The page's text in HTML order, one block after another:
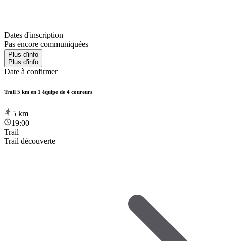
Dates d'inscription
Pas encore communiquées
Plus d'info
Plus d'info
Date à confirmer
Trail 5 km en 1 équipe de 4 coureurs
5 km
19:00
Trail
Trail découverte